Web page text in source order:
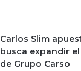
Carlos Slim
busca expandir
de Grupo Carso